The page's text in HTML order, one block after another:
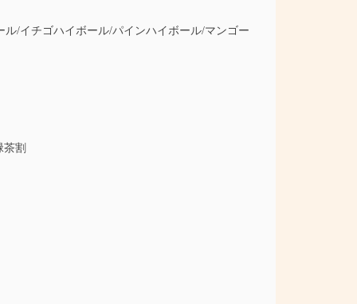
/イチゴハイボール/パインハイボール/マンゴー
割